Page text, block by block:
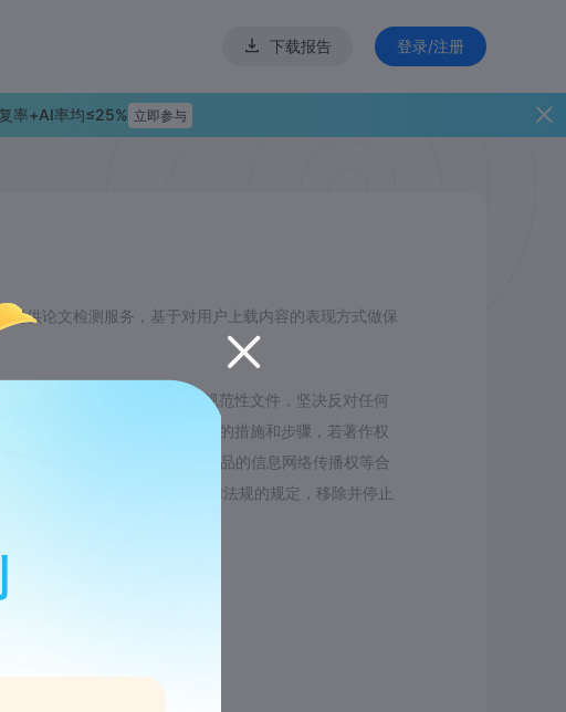
下载报告 登录/注册
率+AI率均≤25% 立即参与
供论文检测服务，基于对用户上载内容的表现方式做保
法律、法规和具有约束力的规范性文件，坚决反对任何
保护知识产权权利人合法权益的措施和步骤，若著作权
户上传内容侵犯了其对该等作品的信息网络传播权等合
论文检测会立即按照相关法律法规的规定，移除并停止